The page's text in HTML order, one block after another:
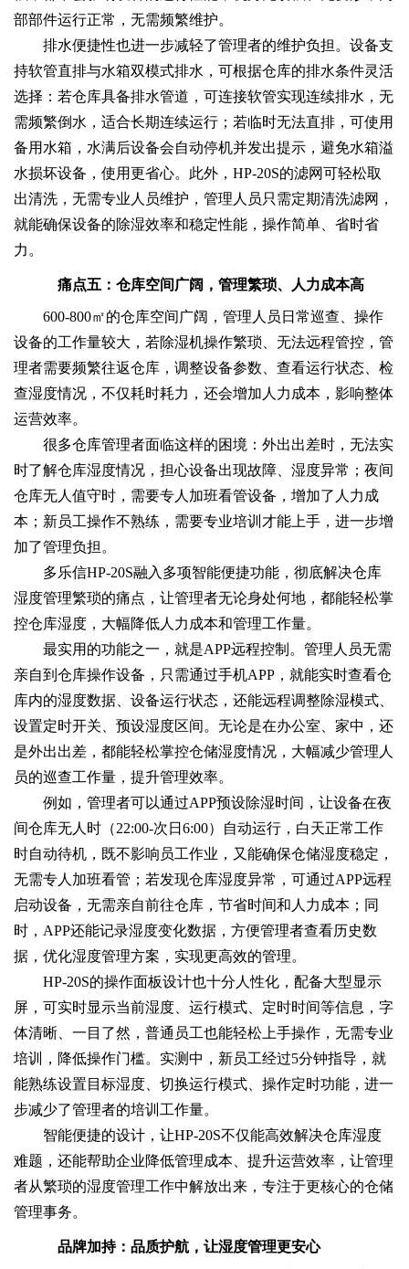
部部件运行正常，无需频繁维护。
排水便捷性也进一步减轻了管理者的维护负担。设备支
持软管直排与水箱双模式排水，可根据仓库的排水条件灵活
选择：若仓库具备排水管道，可连接软管实现连续排水，无
需频繁倒水，适合长期连续运行；若临时无法直排，可使用
备用水箱，水满后设备会自动停机并发出提示，避免水箱溢
水损坏设备，使用更省心。此外，HP-20S的滤网可轻松取
出清洗，无需专业人员维护，管理人员只需定期清洗滤网，
就能确保设备的除湿效率和稳定性能，操作简单、省时省
力。
痛点五：仓库空间广阔，管理繁琐、人力成本高
600-800㎡的仓库空间广阔，管理人员日常巡查、操作
设备的工作量较大，若除湿机操作繁琐、无法远程管控，管
理者需要频繁往返仓库，调整设备参数、查看运行状态、检
查湿度情况，不仅耗时耗力，还会增加人力成本，影响整体
运营效率。
很多仓库管理者面临这样的困境：外出出差时，无法实
时了解仓库湿度情况，担心设备出现故障、湿度异常；夜间
仓库无人值守时，需要专人加班看管设备，增加了人力成
本；新员工操作不熟练，需要专业培训才能上手，进一步增
加了管理负担。
多乐信HP-20S融入多项智能便捷功能，彻底解决仓库
湿度管理繁琐的痛点，让管理者无论身处何地，都能轻松掌
控仓库湿度，大幅降低人力成本和管理工作量。
最实用的功能之一，就是APP远程控制。管理人员无需
亲自到仓库操作设备，只需通过手机APP，就能实时查看仓
库内的湿度数据、设备运行状态，还能远程调整除湿模式、
设置定时开关、预设湿度区间。无论是在办公室、家中，还
是外出出差，都能轻松掌控仓储湿度情况，大幅减少管理人
员的巡查工作量，提升管理效率。
例如，管理者可以通过APP预设除湿时间，让设备在夜
间仓库无人时（22:00-次日6:00）自动运行，白天正常工作
时自动待机，既不影响员工作业，又能确保仓储湿度稳定，
无需专人加班看管；若发现仓库湿度异常，可通过APP远程
启动设备，无需亲自前往仓库，节省时间和人力成本；同
时，APP还能记录湿度变化数据，方便管理者查看历史数
据，优化湿度管理方案，实现更高效的管理。
HP-20S的操作面板设计也十分人性化，配备大型显示
屏，可实时显示当前湿度、运行模式、定时时间等信息，字
体清晰、一目了然，普通员工也能轻松上手操作，无需专业
培训，降低操作门槛。实测中，新员工经过5分钟指导，就
能熟练设置目标湿度、切换运行模式、操作定时功能，进一
步减少了管理者的培训工作量。
智能便捷的设计，让HP-20S不仅能高效解决仓库湿度
难题，还能帮助企业降低管理成本、提升运营效率，让管理
者从繁琐的湿度管理工作中解放出来，专注于更核心的仓储
管理事务。
品牌加持：品质护航，让湿度管理更安心